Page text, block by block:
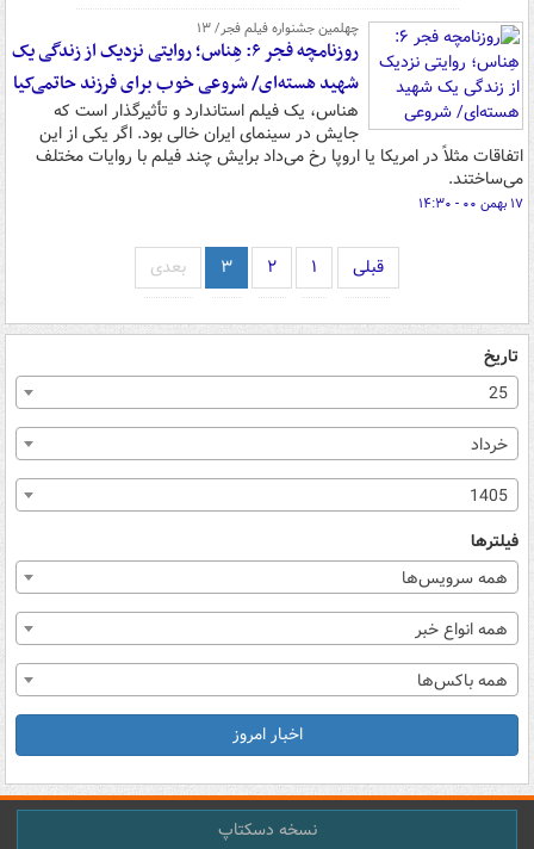
چهلمین جشنواره فیلم فجر/ ۱۳
روزنامچه فجر ۶: هِناس؛ روایتی نزدیک از زندگی یک
شهید هسته‌ای/ شروعی خوب برای فرزند حاتمی‌کیا
هناس، یک فیلم استاندارد و تأثیرگذار است که
جایش در سینمای ایران خالی بود. اگر یکی از این
اتفاقات مثلاً در امریکا یا اروپا رخ می‌داد برایش چند فیلم با روایات مختلف
می‌ساختند.
۱۷ بهمن ۰۰ - ۱۴:۳۰
قبلی ۱ ۲ ۳ بعدی
تاریخ
25
خرداد
1405
فیلترها
همه سرویس‌ها
همه انواع خبر
همه باکس‌ها
اخبار امروز
نسخه دسکتاپ